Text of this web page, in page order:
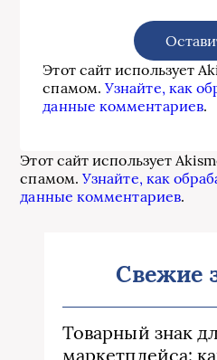
Этот сайт использует
спамом.Узнайте, как
данные комментариев.
Этот сайт использует
спамом.Узнайте, как
данные комментариев.
Свежие
Товарный знак
маркетплейса: